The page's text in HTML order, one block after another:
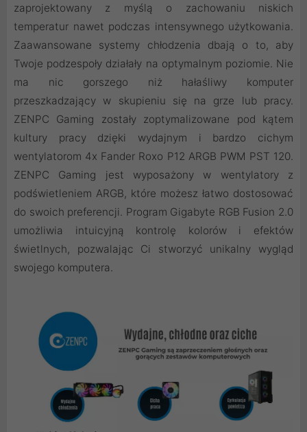
zaprojektowany z myślą o zachowaniu niskich
temperatur nawet podczas intensywnego użytkowania.
Zaawansowane systemy chłodzenia dbają o to, aby
Twoje podzespoły działały na optymalnym poziomie. Nie
ma nic gorszego niż hałaśliwy komputer
przeszkadzający w skupieniu się na grze lub pracy.
ZENPC Gaming zostały zoptymalizowane pod kątem
kultury pracy dzięki wydajnym i bardzo cichym
wentylatorom 4x Fander Roxo P12 ARGB PWM PST 120.
ZENPC Gaming jest wyposażony w wentylatory z
podświetleniem ARGB, które możesz łatwo dostosować
do swoich preferencji. Program Gigabyte RGB Fusion 2.0
umożliwia intuicyjną kontrolę kolorów i efektów
świetlnych, pozwalając Ci stworzyć unikalny wygląd
swojego komputera.